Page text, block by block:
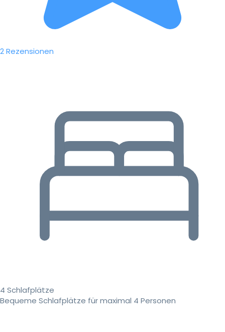
2 Rezensionen
4 Schlafplätze
Bequeme Schlafplätze für maximal 4 Personen